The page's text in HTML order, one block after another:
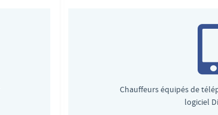
Chauffeurs équipés de
logiciel